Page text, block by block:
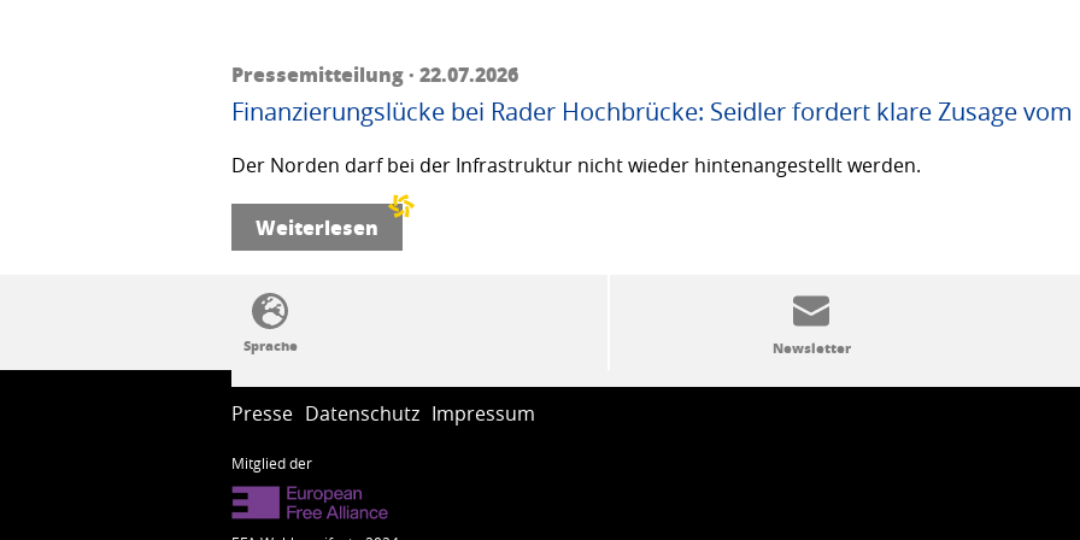
Pressemitteilung · 22.07.2026
Finanzierungslücke bei Rader Hochbrücke: Seidler fordert klare Zusage
Der Norden darf bei der Infrastruktur nicht wieder hintenangestellt werden.
Weiterlesen
SSW-Politik von A bis Z
Presse Datenschutz Impressum
Mitglied der